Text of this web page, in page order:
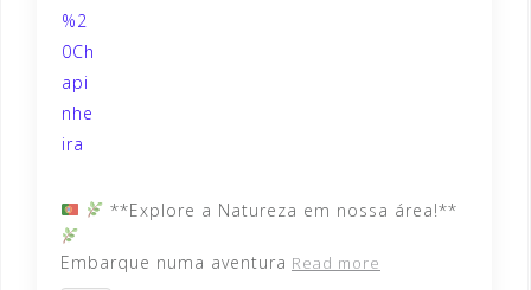
**Explore a Natureza em nossa área!**
Embarque numa aventura Read more